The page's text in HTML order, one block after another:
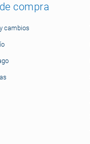
compra
cambios